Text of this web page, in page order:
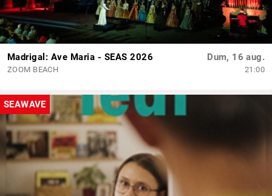
Madrigal: Ave Maria - SEAS 2026
ZOOM BEACH
Dum, 16 aug.
21:00
SEAWAVE